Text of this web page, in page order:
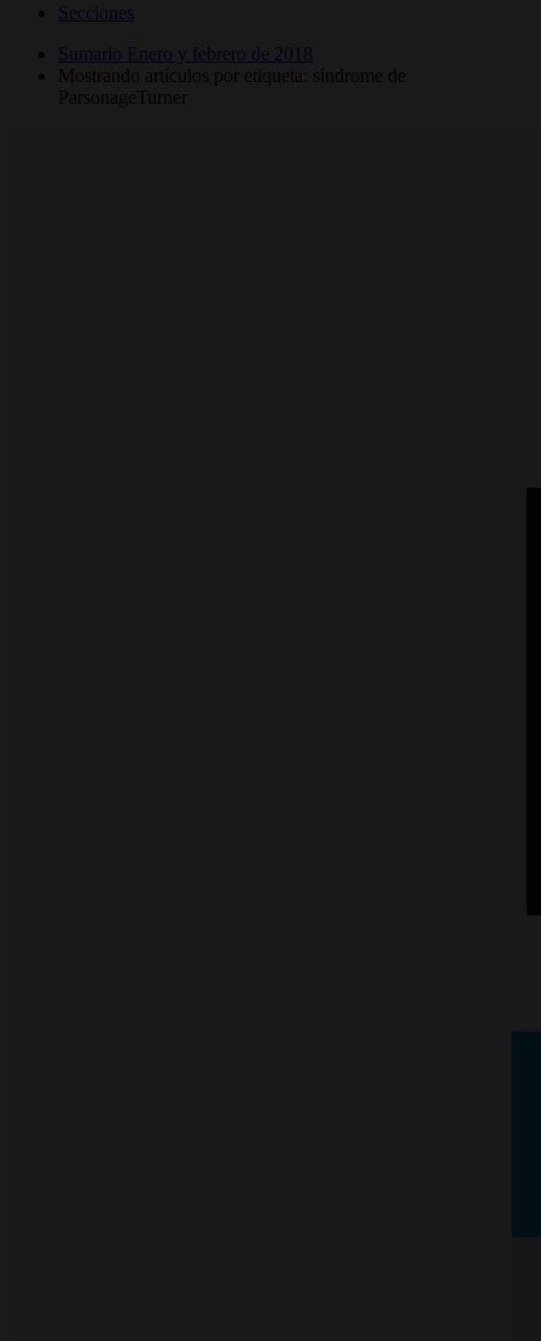
Secciones
Sumario Enero y febrero de 2018
Mostrando artículos por etiqueta: síndrome de
ParsonageTurner